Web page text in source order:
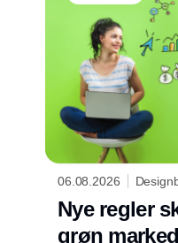
06.08.2026
Nye regler
grøn